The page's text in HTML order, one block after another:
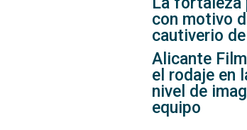
con motivo
cautiverio
Alicante
el rodaje en
nivel de
equipo